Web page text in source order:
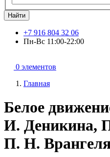
Найти
+7 916 804 32 06
Пн-Вс 11:00-22:00
0 элементов
Главная
Белое
И. Деникина,
П. Н.